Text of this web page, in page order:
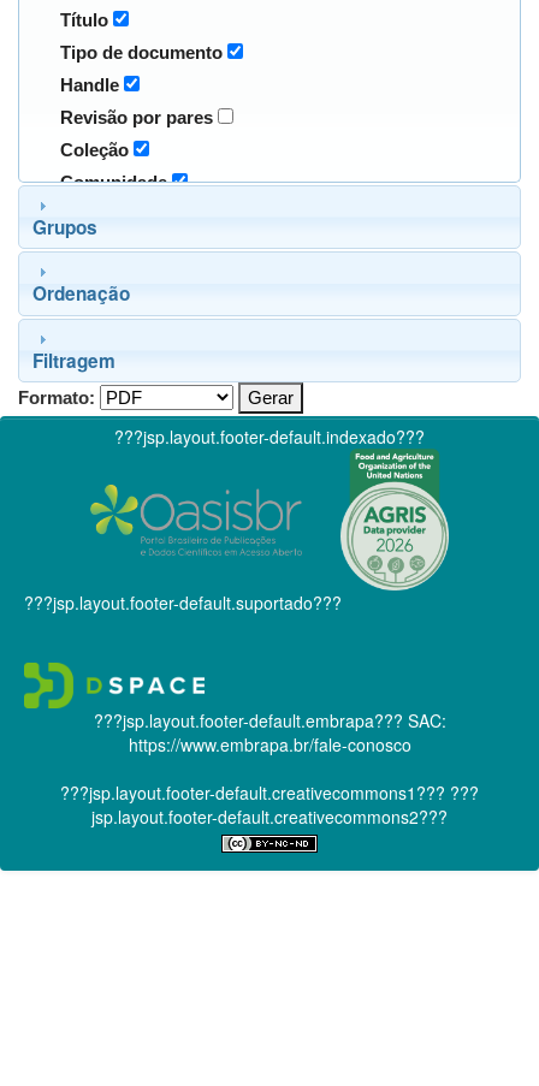
Título
Tipo de documento
Handle
Revisão por pares
Coleção
Comunidade
Grupos
Ordenação
Filtragem
Formato:
???jsp.layout.footer-default.indexado???
???jsp.layout.footer-default.suportado???
???jsp.layout.footer-default.embrapa??? SAC:
https://www.embrapa.br/fale-conosco
???jsp.layout.footer-default.creativecommons1??? ???
jsp.layout.footer-default.creativecommons2???